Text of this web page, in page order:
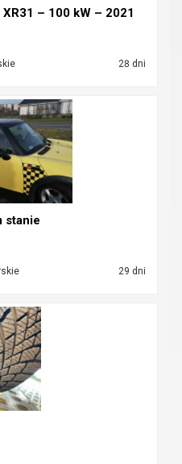
– 100 kW – 2021
28 dni
stanie
29 dni